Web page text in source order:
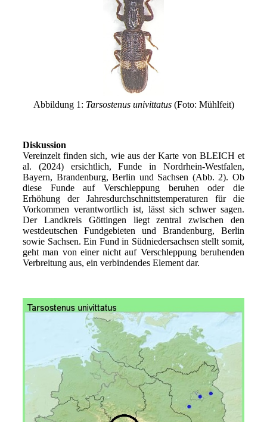
Abbildung 1: Tarsostenus univittatus (Foto: Mühlfeit)
Diskussion
Vereinzelt finden sich, wie aus der Karte von BLEICH et
al. (2024) ersichtlich, Funde in Nordrhein-Westfalen,
Bayern, Brandenburg, Berlin und Sachsen (Abb. 2). Ob
diese Funde auf Verschleppung beruhen oder die
Erhöhung der Jahresdurchschnittstemperaturen für die
Vorkommen verantwortlich ist, lässt sich schwer sagen.
Der Landkreis Göttingen liegt zentral zwischen den
westdeutschen Fundgebieten und Brandenburg, Berlin
sowie Sachsen. Ein Fund in Südniedersachsen stellt somit,
geht man von einer nicht auf Verschleppung beruhenden
Verbreitung aus, ein verbindendes Element dar.